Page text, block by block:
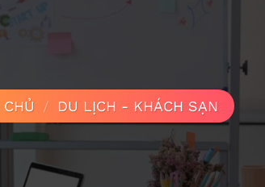
/ DU LỊCH - KHÁCH SẠN